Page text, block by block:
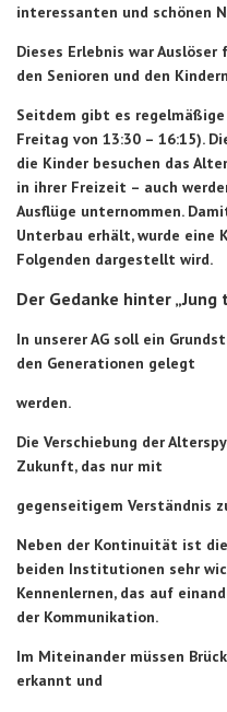
interessanten und schönen
Dieses Erlebnis war
den Senioren und den
Seitdem gibt es
Freitag von 13:30 – 16:15).
die Kinder besuchen das
in ihrer Freizeit – auch
Ausflüge unternommen.
Unterbau erhält, wurde eine
Folgenden dargestellt wird.
Der Gedanke hinter
In unserer AG soll ein
den Generationen gelegt
werden.
Die Verschiebung der
Zukunft, das nur mit
gegenseitigem Verständnis
Neben der Kontinuität ist
beiden Institutionen sehr
Kennenlernen, das auf
der Kommunikation.
Im Miteinander müssen
erkannt und